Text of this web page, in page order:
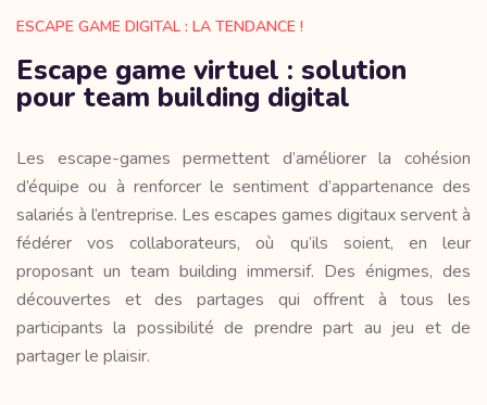
ESCAPE GAME DIGITAL : LA TENDANCE !
Escape game virtuel : solution
pour team building digital
Les escape-games permettent d’améliorer la cohésion
d’équipe ou à renforcer le sentiment d’appartenance des
salariés à l’entreprise. Les escapes games digitaux servent à
fédérer vos collaborateurs, où qu’ils soient, en leur
proposant un team building immersif. Des énigmes, des
découvertes et des partages qui offrent à tous les
participants la possibilité de prendre part au jeu et de
partager le plaisir.